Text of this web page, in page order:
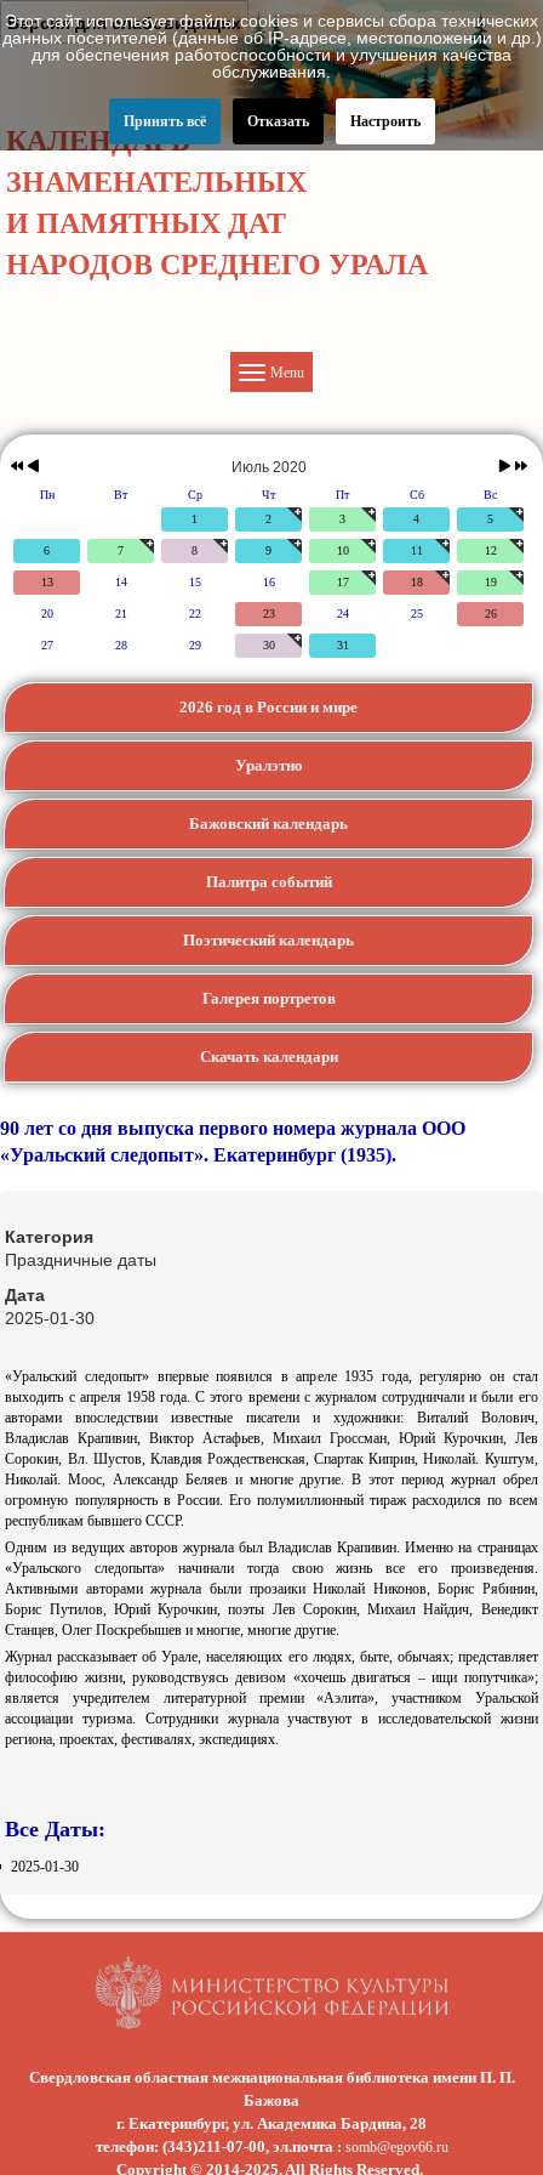
Версия для слабовидящих
КАЛЕНДАРЬ
ЗНАМЕНАТЕЛЬНЫХ
И ПАМЯТНЫХ ДАТ
НАРОДОВ СРЕДНЕГО УРАЛА
Menu
Предыдущий
год
Предыдущий
месяц
год
месяц
Июль 2020
Пн Вт Ср Чт Пт Сб
Вс
1
2 3 4 5
6 7 8 9 10 11 12
13 14 15 16 17 18 19
20 21 22 23 24 25 26
27 28 29 30 31
2026 год в России и мире
Уралэтно
Бажовский календарь
Палитра событий
Поэтический календарь
Галерея портретов
Скачать календари
90 лет со дня выпуска первого номера журнала ООО
«Уральский следопыт». Екатеринбург (1935).
Категория
Праздничные даты
Дата
2025-01-30
«Уральский следопыт» впервые появился в апреле 1935 года, регулярно он стал
выходить с апреля 1958 года. С этого времени с журналом сотрудничали и были его
авторами впоследствии известные писатели и художники: Виталий Волович,
Владислав Крапивин, Виктор Астафьев, Михаил Гроссман, Юрий Курочкин, Лев
Сорокин, Вл. Шустов, Клавдия Рождественская, Спартак Киприн, Николай. Куштум,
Николай. Моос, Александр Беляев и многие другие. В этот период журнал обрел
огромную популярность в России. Его полумиллионный тираж расходился по всем
республикам бывшего СССР.
Одним из ведущих авторов журнала был Владислав Крапивин. Именно на страницах
«Уральского следопыта» начинали тогда свою жизнь все его произведения.
Активными авторами журнала были прозаики Николай Никонов, Борис Рябинин,
Борис Путилов, Юрий Курочкин, поэты Лев Сорокин, Михаил Найдич, Венедикт
Станцев, Олег Поскребышев и многие, многие другие.
Журнал рассказывает об Урале, населяющих его людях, быте, обычаях; представляет
философию жизни, руководствуясь девизом «хочешь двигаться – ищи попутчика»;
является учредителем литературной премии «Аэлита», участником Уральской
ассоциации туризма. Сотрудники журнала участвуют в исследовательской жизни
региона, проектах, фестивалях, экспедициях.
Все Даты:
2025-01-30
Свердловская областная межнациональная библиотека имени П. П.
Бажова
г. Екатеринбург, ул. Академика Бардина, 28
телефон: (343)211-07-00, эл.почта : somb@egov66.ru
Copyright © 2014-2025. All Rights Reserved.
Этот сайт использует файлы cookies и сервисы сбора технических
данных посетителей (данные об IP-адресе, местоположении и др.)
для обеспечения работоспособности и улучшения качества
обслуживания.
Принять всё Отказать Настроить